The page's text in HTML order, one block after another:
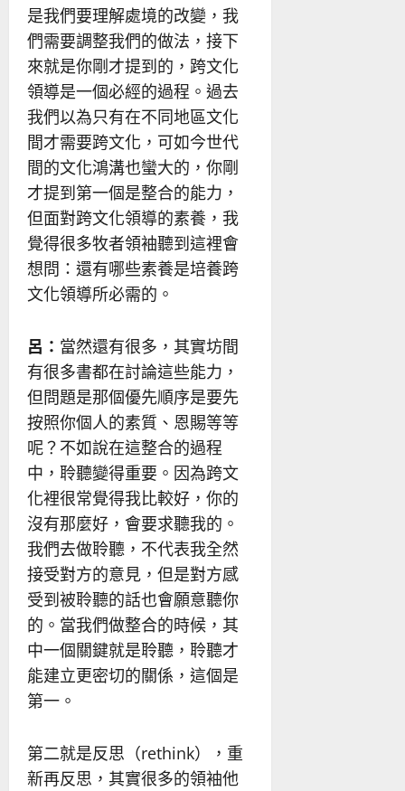
是我們要理解處境的改變，我
們需要調整我們的做法，接下
來就是你剛才提到的，跨文化
領導是一個必經的過程。過去
我們以為只有在不同地區文化
間才需要跨文化，可如今世代
間的文化鴻溝也蠻大的，你剛
才提到第一個是整合的能力，
但面對跨文化領導的素養，我
覺得很多牧者領袖聽到這裡會
想問：還有哪些素養是培養跨
文化領導所必需的。
呂： 當然還有很多，其實坊間
有很多書都在討論這些能力，
但問題是那個優先順序是要先
按照你個人的素質、恩賜等等
呢？不如說在這整合的過程
中，聆聽變得重要。因為跨文
化裡很常覺得我比較好，你的
沒有那麼好，會要求聽我的。
我們去做聆聽，不代表我全然
接受對方的意見，但是對方感
受到被聆聽的話也會願意聽你
的。當我們做整合的時候，其
中一個關鍵就是聆聽，聆聽才
能建立更密切的關係，這個是
第一。
第二就是反思（rethink），重
新再反思，其實很多的領袖他